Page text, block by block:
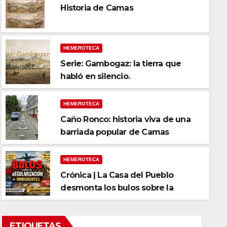
historia viva de una
de Camas
CAMASDIGITAL
Historia de Camas
HEMEROTECA
Serie: Gambogaz: la tierra que
habló en silencio.
HEMEROTECA
Caño Ronco: historia viva de una
barriada popular de Camas
HEMEROTECA
Crónica | La Casa del Pueblo
desmonta los bulos sobre la
regularización de migrantes